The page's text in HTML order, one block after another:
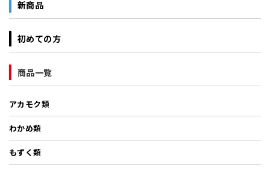
新商品
初めての方
商品一覧
アカモク類
わかめ類
もずく類